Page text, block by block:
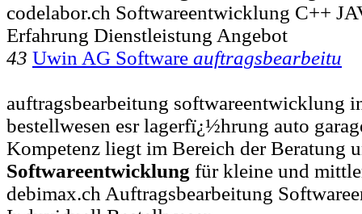
codelabor.ch Softwareentwicklung C++
Erfahrung Dienstleistung Angebot
43 Uwin AG Software auftragsbearbeitu
auftragsbearbeitung softwareentwicklung
bestellwesen esr lagerfï¿½hrung auto
Kompetenz liegt im Bereich der Beratung
Softwareentwicklung für kleine und
debimax.ch Auftragsbearbeitung